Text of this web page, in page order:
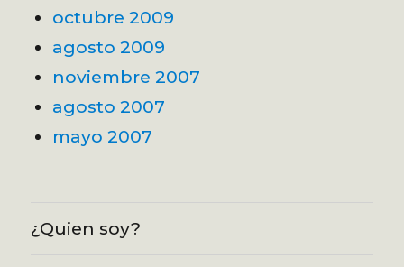
octubre 2009
agosto 2009
noviembre 2007
agosto 2007
mayo 2007
¿Quien soy?